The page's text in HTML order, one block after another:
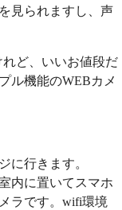
見られますし、声
ど、いいお値段だ
ル機能のWEBカメ
に行きます。
内に置いてスマホ
ラです。wifi環境